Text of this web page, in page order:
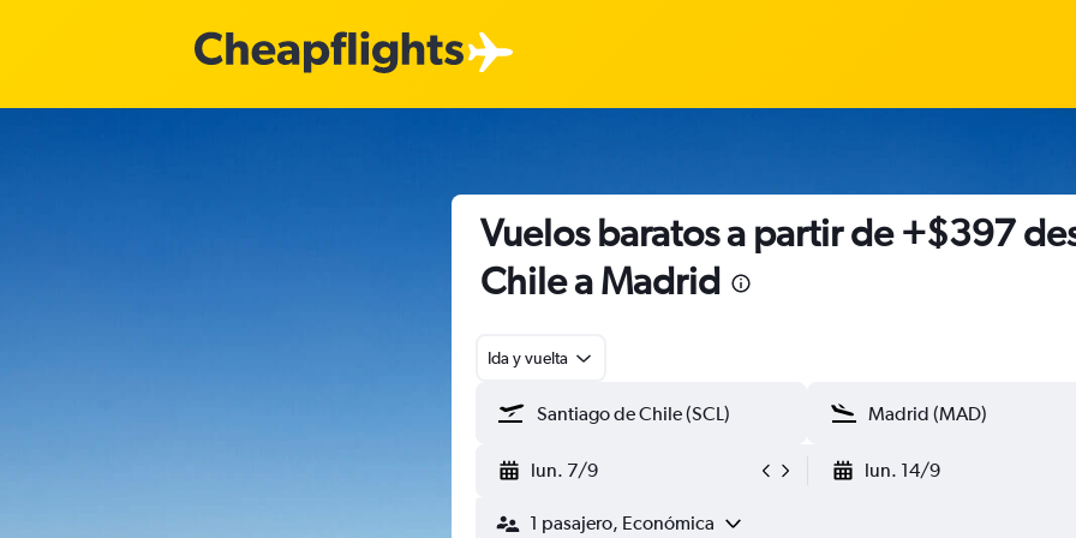
Vuelos baratos a partir de +$397
Chile a Madrid
Ida y vuelta
lun. 7/9 lun. 14/9
1 pasajero, Económica